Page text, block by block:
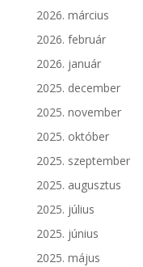
2026. március
2026. február
2026. január
2025. december
2025. november
2025. október
2025. szeptember
2025. augusztus
2025. július
2025. június
2025. május